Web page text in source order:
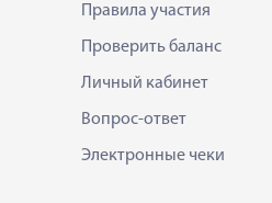
Правила участия
Проверить баланс
Личный кабинет
Вопрос-ответ
Электронные чеки